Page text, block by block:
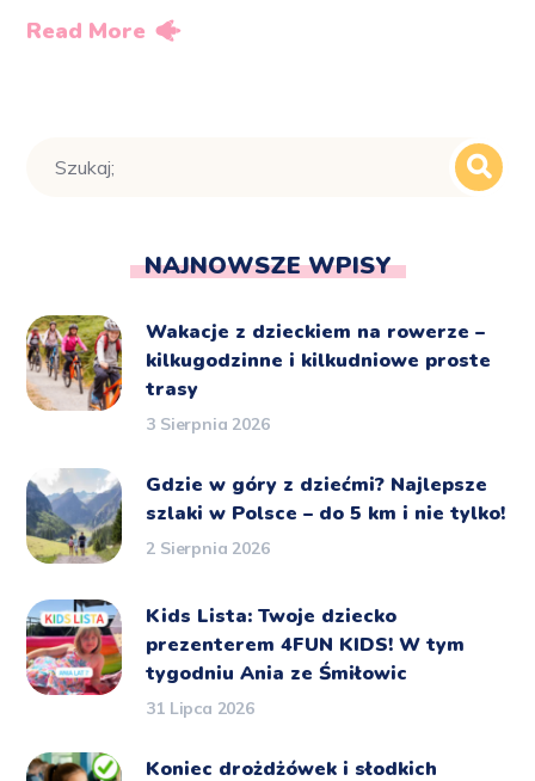
Read More
NAJNOWSZE WPISY
Wakacje z dzieckiem na rowerze –
kilkugodzinne i kilkudniowe proste
trasy
3 Sierpnia 2026
Gdzie w góry z dziećmi? Najlepsze
szlaki w Polsce – do 5 km i nie tylko!
2 Sierpnia 2026
Kids Lista: Twoje dziecko
prezenterem 4FUN KIDS! W tym
tygodniu Ania ze Śmiłowic
31 Lipca 2026
Koniec drożdżówek i słodkich